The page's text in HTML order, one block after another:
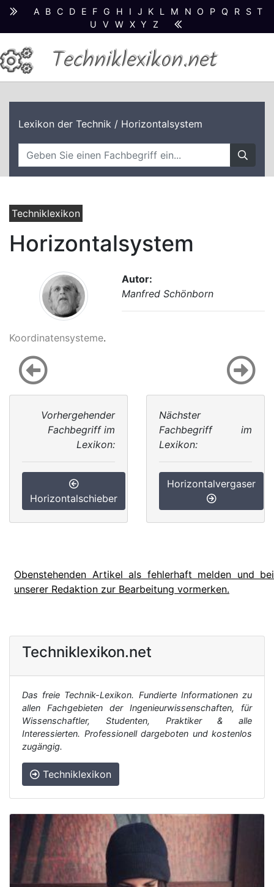
A B C D E F G H I J K L M N O P Q R S T
U
V W X Y Z
Techniklexikon.net
Lexikon der Technik / Horizontalsystem
Techniklexikon
Horizontalsystem
Autor:
Manfred Schönborn
Koordinatensysteme.
Vorhergehender
Fachbegriff im
Lexikon:
Horizontalschieber
Nächster
Fachbegriff im
Lexikon:
Horizontalvergaser
Obenstehenden Artikel als fehlerhaft melden und bei
unserer Redaktion zur Bearbeitung vormerken.
Techniklexikon.net
Das freie Technik-Lexikon. Fundierte Informationen zu
allen Fachgebieten der Ingenieurwissenschaften, für
Wissenschaftler, Studenten, Praktiker & alle
Interessierten. Professionell dargeboten und kostenlos
zugängig.
Techniklexikon